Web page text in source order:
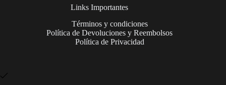
Links Importantes
Términos y condiciones
Política de Devoluciones y Reembolsos
Política de Privacidad